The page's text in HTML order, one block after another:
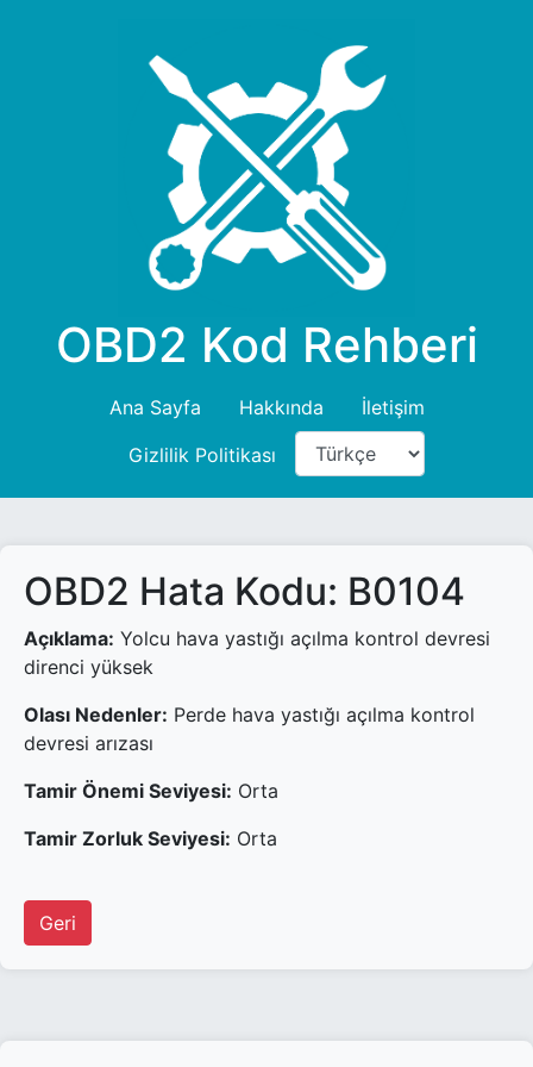
OBD2 Kod Rehberi
Ana Sayfa Hakkında
İletişim
Gizlilik Politikası
OBD2 Hata Kodu: B0104
Açıklama: Yolcu hava yastığı açılma kontrol devresi
direnci yüksek
Olası Nedenler: Perde hava yastığı açılma kontrol
devresi arızası
Tamir Önemi Seviyesi: Orta
Tamir Zorluk Seviyesi: Orta
Geri